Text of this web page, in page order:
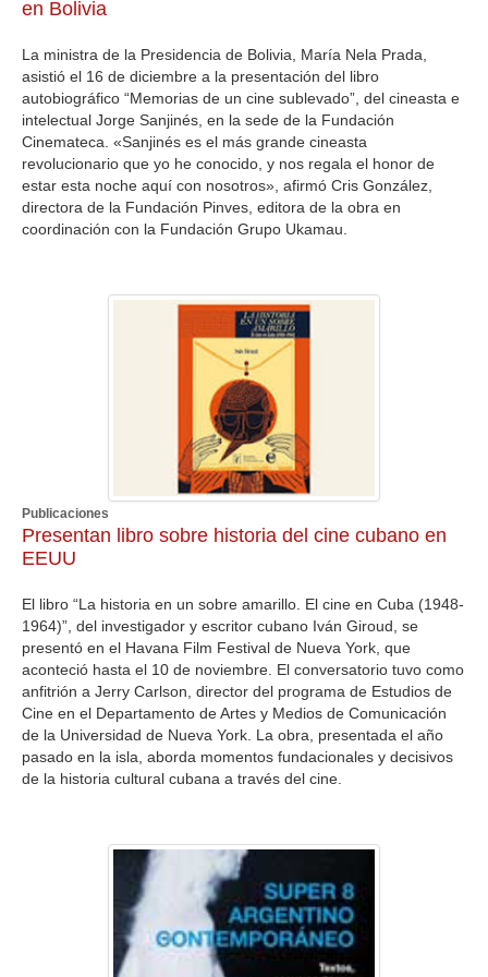
en Bolivia
La ministra de la Presidencia de Bolivia, María Nela Prada,
asistió el 16 de diciembre a la presentación del libro
autobiográfico “Memorias de un cine sublevado”, del cineasta e
intelectual Jorge Sanjinés, en la sede de la Fundación
Cinemateca. «Sanjinés es el más grande cineasta
revolucionario que yo he conocido, y nos regala el honor de
estar esta noche aquí con nosotros», afirmó Cris González,
directora de la Fundación Pinves, editora de la obra en
coordinación con la Fundación Grupo Ukamau.
Publicaciones
Presentan libro sobre historia del cine cubano en
EEUU
El libro “La historia en un sobre amarillo. El cine en Cuba (1948-
1964)”, del investigador y escritor cubano Iván Giroud, se
presentó en el Havana Film Festival de Nueva York, que
aconteció hasta el 10 de noviembre. El conversatorio tuvo como
anfitrión a Jerry Carlson, director del programa de Estudios de
Cine en el Departamento de Artes y Medios de Comunicación
de la Universidad de Nueva York. La obra, presentada el año
pasado en la isla, aborda momentos fundacionales y decisivos
de la historia cultural cubana a través del cine.